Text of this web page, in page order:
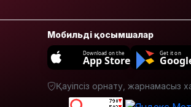
Мобильді қосымшалар
Download on the
App Store
Get it on
Қауіпсіз орнату, жарнамасыз